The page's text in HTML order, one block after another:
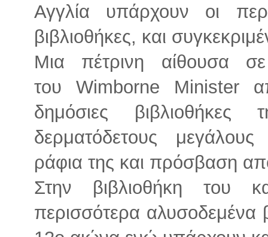
Αγγλία υπάρχουν οι
βιβλιοθήκες, και
Μια πέτρινη αίθουσα
του Wimborne Minister
δημόσιες βιβλιοθήκες
δερματόδετους
ράφια της και πρόσβαση
Στην βιβλιοθήκη του
περισσότερα αλυσοδεμένα